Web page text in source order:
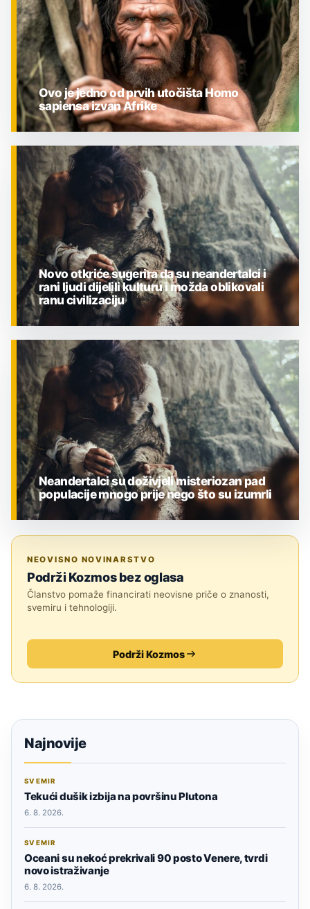
ZNANOST
Ovo je jedno od prvih utočišta Homo
sapiensa izvan Afrike
ZNANOST
Novo otkriće sugerira da su neandertalci i
rani ljudi dijelili kulturu i možda oblikovali
ranu civilizaciju
Neandertalci su doživjeli misteriozan pad
populacije mnogo prije nego što su izumrli
NEOVISNO NOVINARSTVO
Podrži Kozmos bez oglasa
Članstvo pomaže financirati neovisne priče o znanosti,
svemiru i tehnologiji.
Podrži Kozmos
Najnovije
SVEMIR
Tekući dušik izbija na površinu Plutona
6. 8. 2026.
SVEMIR
Oceani su nekoć prekrivali 90 posto Venere, tvrdi
novo istraživanje
6. 8. 2026.